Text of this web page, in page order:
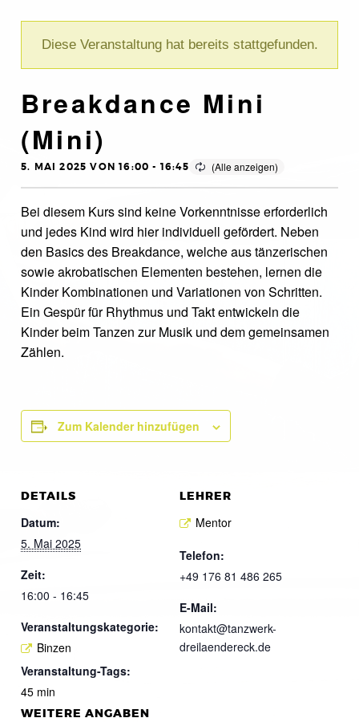
Diese Veranstaltung hat bereits stattgefunden.
Breakdance Mini
(Mini)
5. MAI 2025 VON 16:00 - 16:45
Bei diesem Kurs sind keine Vorkenntnisse erforderlich
und jedes Kind wird hier individuell gefördert. Neben
den Basics des Breakdance, welche aus tänzerischen
sowie akrobatischen Elementen bestehen, lernen die
Kinder Kombinationen und Variationen von Schritten.
Ein Gespür für Rhythmus und Takt entwickeln die
Kinder beim Tanzen zur Musik und dem gemeinsamen
Zählen.
Zum Kalender hinzufügen
DETAILS
Datum:
5. Mai 2025
Zeit:
16:00 - 16:45
Veranstaltungskategorie:
Binzen
Veranstaltung-Tags:
45 min
LEHRER
Mentor
Telefon:
+49 176 81 486 265
E-Mail:
kontakt@tanzwerk-
dreilaendereck.de
WEITERE ANGABEN